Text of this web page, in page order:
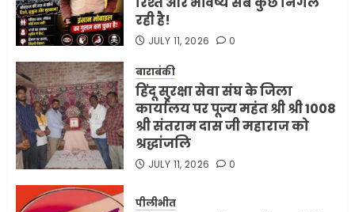
रही है!
JULY 11, 2026 0
बाराबंकी
हिंदू सुरक्षा सेवा संघ के जिला
कार्यालय पर पूज्य महंत श्री श्री 1008
श्री संतराम दास जी महाराज को
श्रद्धांजलि
JULY 11, 2026 0
पीलीभीत